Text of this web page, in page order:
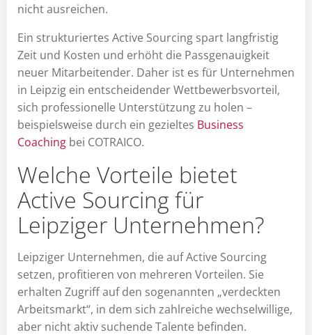
nicht ausreichen.
Ein strukturiertes Active Sourcing spart langfristig
Zeit und Kosten und erhöht die Passgenauigkeit
neuer Mitarbeitender. Daher ist es für Unternehmen
in Leipzig ein entscheidender Wettbewerbsvorteil,
sich professionelle Unterstützung zu holen –
beispielsweise durch ein gezieltes Business
Coaching bei COTRAICO.
Welche Vorteile bietet
Active Sourcing für
Leipziger Unternehmen?
Leipziger Unternehmen, die auf Active Sourcing
setzen, profitieren von mehreren Vorteilen. Sie
erhalten Zugriff auf den sogenannten „verdeckten
Arbeitsmarkt“, in dem sich zahlreiche wechselwillige,
aber nicht aktiv suchende Talente befinden.